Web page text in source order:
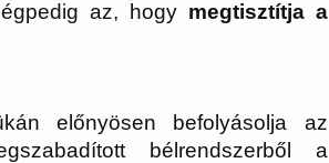
az, hogy megtisztítja a
előnyösen befolyásolja az
bélrendszerből a